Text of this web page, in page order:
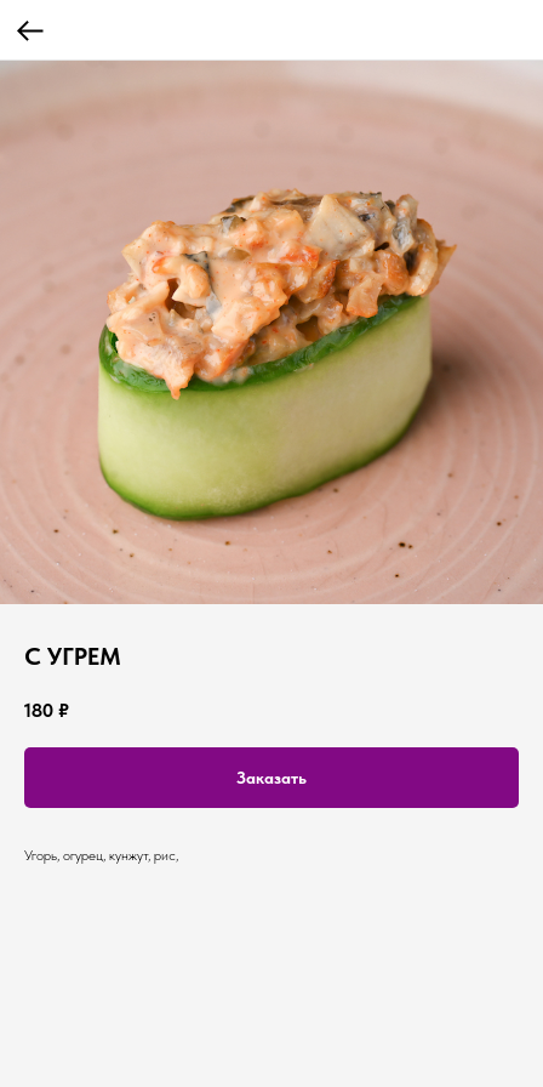
С УГРЕМ
180 ₽
Заказать
Угорь, огурец, кунжут, рис,